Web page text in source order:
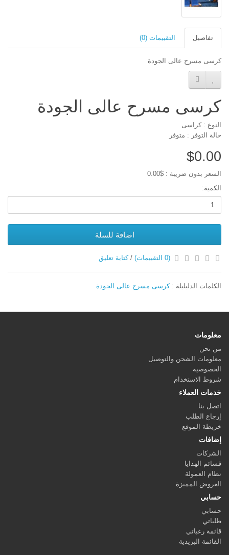
تفاصيل التقييمات (0)
كرسى مسرح عالى الجودة
كرسى مسرح عالى الجودة
النوع : كراسى
حالة التوفر : متوفر
$0.00
السعر بدون ضريبة : $0.00
الكمية:
اضافة للسلة
(0 التقييمات) /كتابة تعليق
الكلمات الدليليلة :كرسى مسرح عالى الجودة
معلومات
من نحن
معلومات الشحن والتوصيل
الخصوصية
شروط الاستخدام
خدمات العملاء
اتصل بنا
إرجاع الطلب
خريطة الموقع
إضافات
الشركات
قسائم الهدايا
نظام العمولة
العروض المميزة
حسابي
حسابي
طلباتي
قائمة رغباتي
القائمة البريدية